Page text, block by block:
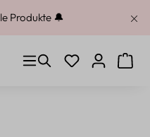
Produkte 🔔
Du hast 0